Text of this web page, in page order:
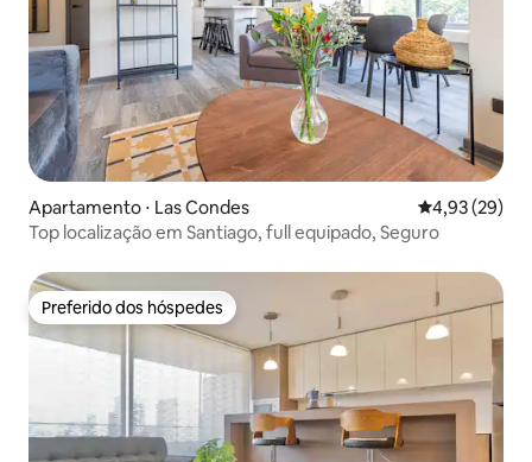
Apartamento ⋅ Las Condes 4,93 de uma
4,93 (29)
Top localização em Santiago, full equipado, Seguro
Preferido dos hóspedes
Preferido dos hóspedes